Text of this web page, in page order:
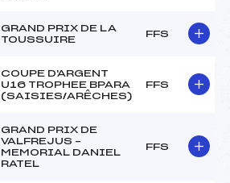
GRAND PRIX DE LA
TOUSSUIRE
FFS
COUPE D'ARGENT
U16 TROPHEE BPARA
(SAISIES/ARÊCHES)
FFS
GRAND PRIX DE
VALFREJUS –
MEMORIAL DANIEL
RATEL
FFS